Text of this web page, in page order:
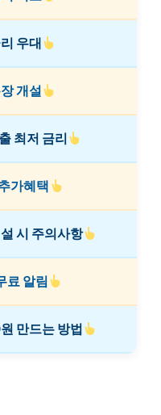
우대
개설
최저 금리
가혜택
시 주의사항
료 알림
만드는 방법